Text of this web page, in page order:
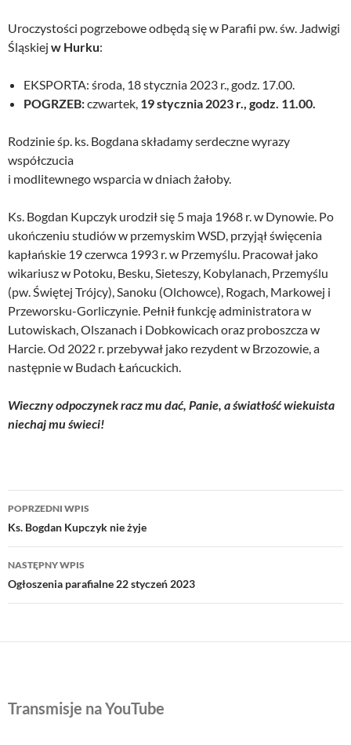
Uroczystości pogrzebowe odbędą się w Parafii pw. św. Jadwigi
Śląskiej w Hurku:
EKSPORTA: środa, 18 stycznia 2023 r., godz. 17.00.
POGRZEB:czwartek, 19 stycznia 2023 r., godz. 11.00.
Rodzinie śp. ks. Bogdana składamy serdeczne wyrazy
współczucia
i modlitewnego wsparcia w dniach żałoby.
Ks. Bogdan Kupczyk urodził się 5 maja 1968 r. w Dynowie. Po
ukończeniu studiów w przemyskim WSD, przyjął święcenia
kapłańskie 19 czerwca 1993 r. w Przemyślu. Pracował jako
wikariusz w Potoku, Besku, Sieteszy, Kobylanach, Przemyślu
(pw. Świętej Trójcy), Sanoku (Olchowce), Rogach, Markowej i
Przeworsku-Gorliczynie. Pełnił funkcję administratora w
Lutowiskach, Olszanach i Dobkowicach oraz proboszcza w
Harcie. Od 2022 r. przebywał jako rezydent w Brzozowie, a
następnie w Budach Łańcuckich.
Wieczny odpoczynek racz mu dać, Panie, a światłość wiekuista
niechaj mu świeci!
Nawigacja
wpisu
POPRZEDNI WPIS
Ks. Bogdan Kupczyk nie żyje
NASTĘPNY WPIS
Ogłoszenia parafialne 22 styczeń 2023
Transmisje na YouTube